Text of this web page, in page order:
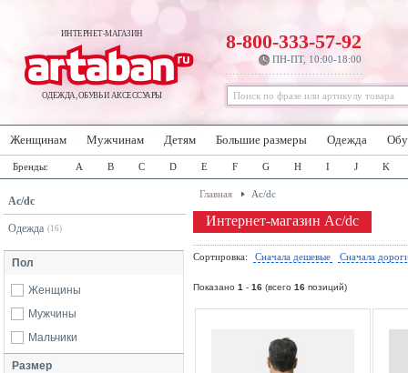
ИНТЕРНЕТ-МАГАЗИН
ОДЕЖДА, ОБУВЬ И АКСЕССУАРЫ
8-800-333-57-92
ПН-ПТ, 10:00-18:00
Женщинам Мужчинам Детям Большие размеры Одежда
Бренды: A B C D E F G H I J K
Ac/dc
Одежда (16)
Пол
Женщины
Мужчины
Мальчики
Размер
Главная Ac/dc
Интернет-магазин Ac/dc
Сортировка: Сначала дешевые Сначала
Показано 1 - 16 (всего 16 позиций)